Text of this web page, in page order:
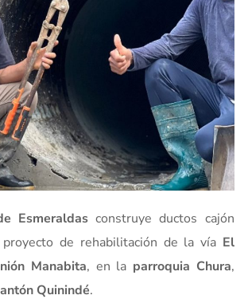
Esmeraldas construye ductos cajón
de rehabilitación de la vía El
Manabita, en la parroquia Chura,
Quinindé.